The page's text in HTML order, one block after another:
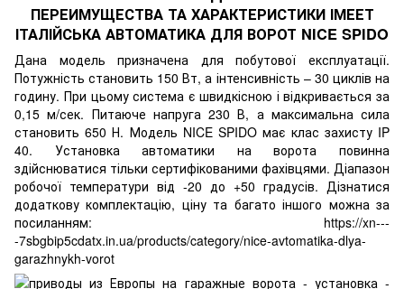
ПЕРЕИМУЩЕСТВА ТА ХАРАКТЕРИСТИКИ ІМЕЕТ
ІТАЛІЙСЬКА АВТОМАТИКА ДЛЯ ВОРОТ NICE SPIDO
Дана модель призначена для побутової експлуатації.
Потужність становить 150 Вт, а інтенсивність – 30 циклів на
годину. При цьому система є швидкісною і відкривається за
0,15 м/сек. Питаюче напруга 230 В, а максимальна сила
становить 650 Н. Модель NICE SPIDO має клас захисту IP
40. Установка автоматики на ворота повинна
здійснюватися тільки сертифікованими фахівцями. Діапазон
робочої температури від -20 до +50 градусів. Дізнатися
додаткову комплектацію, ціну та багато іншого можна за
посиланням: https://xn---
-7sbgbip5cdatx.in.ua/products/category/nice-avtomatika-dlya-
garazhnykh-vorot